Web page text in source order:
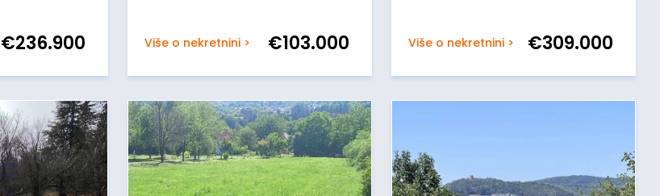
€236.900 Više o nekretnini > €103.000 Više o nekretnini > €309.000